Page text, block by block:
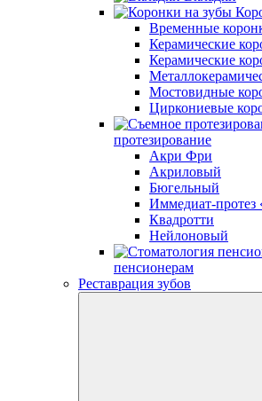
Временные
Керамические
Керамические
Мостовидные
Циркониевые
протезирование
Акри Фри
Акриловый
Бюгельный
Иммедиат-протез
Квадротти
Нейлоновый
пенсионерам
Реставрация зубов